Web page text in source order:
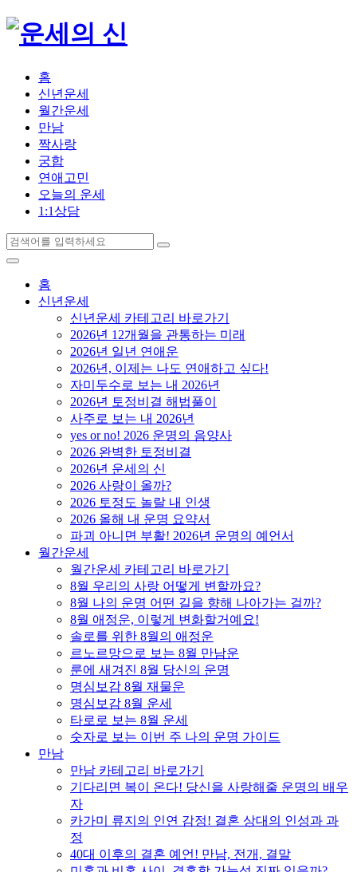
홈
신년운세
월간운세
만남
짝사랑
궁합
연애고민
오늘의 운세
1:1상담
홈
신년운세
신년운세 카테고리 바로가기
2026년 12개월을 관통하는 미래
2026년 일년 연애운
2026년, 이제는 나도 연애하고 싶다!
자미두수로 보는 내 2026년
2026년 토정비결 해법풀이
사주로 보는 내 2026년
yes or no! 2026 운명의 음양사
2026 완벽한 토정비결
2026년 운세의 신
2026 사랑이 올까?
2026 토정도 놀랄 내 인생
2026 올해 내 운명 요약서
파괴 아니면 부활! 2026년 운명의 예언서
월간운세
월간운세 카테고리 바로가기
8월 우리의 사랑 어떻게 변할까요?
8월 나의 운명 어떤 길을 향해 나아가는 걸까?
8월 애정운, 이렇게 변화할거예요!
솔로를 위한 8월의 애정운
르노르망으로 보는 8월 만남운
룬에 새겨진 8월 당신의 운명
명심보감 8월 재물운
명심보감 8월 운세
타로로 보는 8월 운세
숫자로 보는 이번 주 나의 운명 가이드
만남
만남 카테고리 바로가기
기다리면 복이 온다! 당신을 사랑해줄 운명의 배우
자
카가미 류지의 인연 감정! 결혼 상대의 인성과 과
정
40대 이후의 결혼 예언! 만남, 전개, 결말